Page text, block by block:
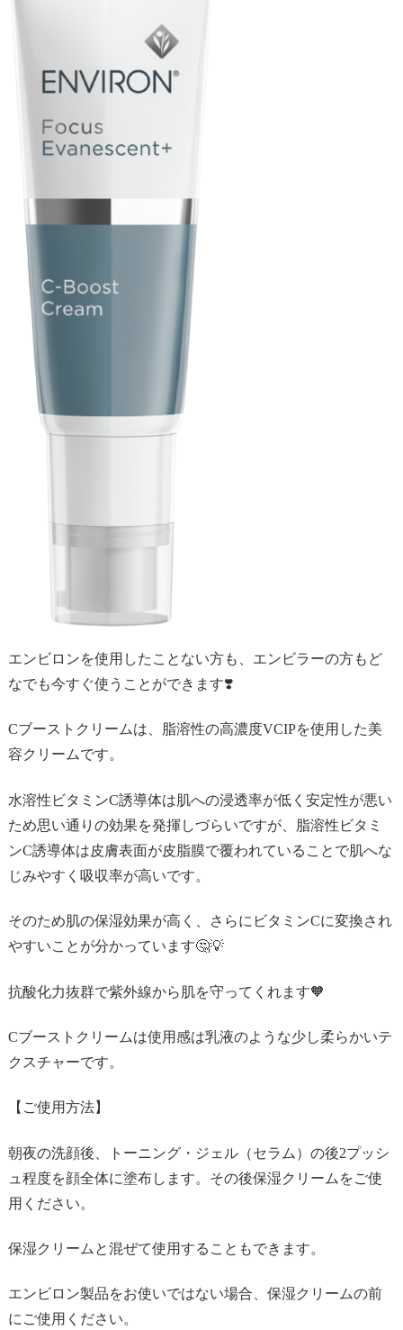
エンビロンを使用したことない方も、エンビラーの方もど
なでも今すぐ使うことができます❣️
Cブーストクリームは、脂溶性の高濃度VCIPを使用した美
容クリームです。
水溶性ビタミンC誘導体は肌への浸透率が低く安定性が悪い
ため思い通りの効果を発揮しづらいですが、脂溶性ビタミ
ンC誘導体は皮膚表面が皮脂膜で覆われていることで肌へな
じみやすく吸収率が高いです。
そのため肌の保湿効果が高く、さらにビタミンCに変換され
やすいことが分かっています🤔💡
抗酸化力抜群で紫外線から肌を守ってくれます🧡
Cブーストクリームは使用感は乳液のような少し柔らかいテ
クスチャーです。
【ご使用方法】
朝夜の洗顔後、トーニング・ジェル（セラム）の後2プッシ
ュ程度を顔全体に塗布します。その後保湿クリームをご使
用ください。
保湿クリームと混ぜて使用することもできます。
エンビロン製品をお使いではない場合、保湿クリームの前
にご使用ください。